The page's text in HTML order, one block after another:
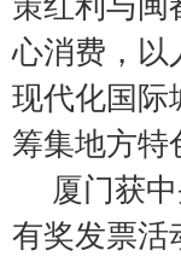
心消费，以
现代化国际
筹集地方特
厦门获
有奖发票活